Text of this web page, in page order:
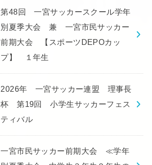
第48回 一宮サッカースクール学年
別夏季大会 兼 一宮市民サッカー
前期大会 【スポーツDEPOカッ
プ】 １年生
2026年 一宮サッカー連盟 理事長
杯 第19回 小学生サッカーフェス
ティバル
一宮市民サッカー前期大会 ≪学年